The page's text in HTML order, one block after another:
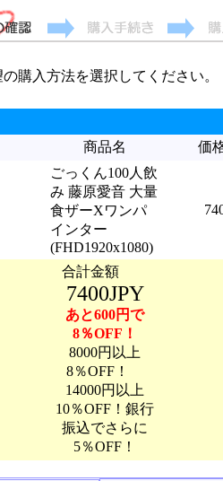
購入方法を選択してください。
商品名 価
ごっくん100人飲
み 藤原愛音 大量
食ザーXワンパ
インター
(FHD1920x1080)
合計金額
7400JPY
あと600円で
8％OFF！
8000円以上
8％OFF！
14000円以上
10％OFF！銀行
振込でさらに
5％OFF！